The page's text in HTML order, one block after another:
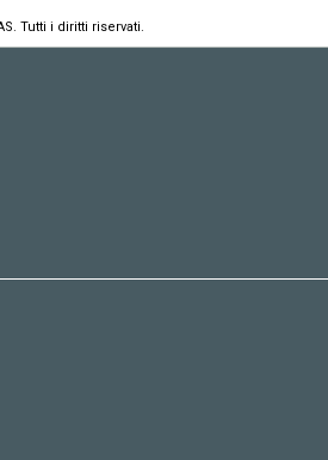
Tutti i diritti riservati.